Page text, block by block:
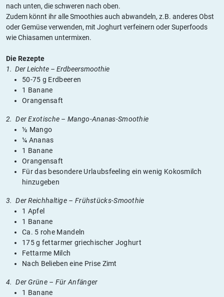
nach unten, die schweren nach oben.
Zudem könnt ihr alle Smoothies auch abwandeln, z.B. anderes Obst
oder Gemüse verwenden, mit Joghurt verfeinern oder Superfoods
wie Chiasamen untermixen.
Die Rezepte
1. Der Leichte – Erdbeersmoothie
50-75 g Erdbeeren
1 Banane
Orangensaft
2. Der Exotische – Mango-Ananas-Smoothie
½ Mango
¼ Ananas
1 Banane
Orangensaft
Für das besondere Urlaubsfeeling ein wenig Kokosmilch
hinzugeben
3. Der Reichhaltige – Frühstücks-Smoothie
1 Apfel
1 Banane
Ca. 5 rohe Mandeln
175 g fettarmer griechischer Joghurt
Fettarme Milch
Nach Belieben eine Prise Zimt
4. Der Grüne – Für Anfänger
1 Banane